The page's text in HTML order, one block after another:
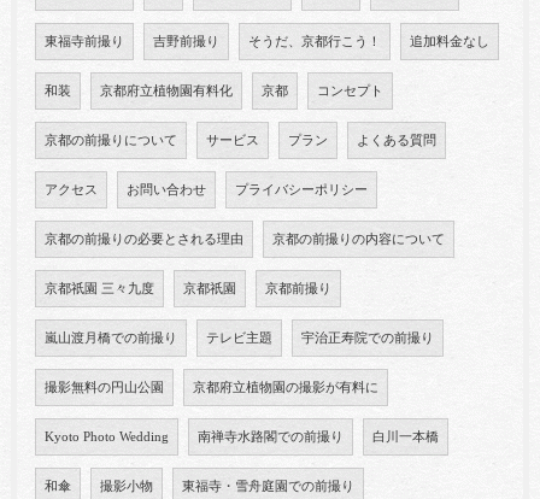
東福寺前撮り 吉野前撮り そうだ、京都行こう！ 追加料金なし
和装 京都府立植物園有料化 京都 コンセプト
京都の前撮りについて サービス プラン よくある質問
アクセス お問い合わせ プライバシーポリシー
京都の前撮りの必要とされる理由 京都の前撮りの内容について
京都祇園 三々九度 京都祇園 京都前撮り
嵐山渡月橋での前撮り テレビ主題 宇治正寿院での前撮り
撮影無料の円山公園 京都府立植物園の撮影が有料に
Kyoto Photo Wedding 南禅寺水路閣での前撮り 白川一本橋
和傘 撮影小物 東福寺・雪舟庭園での前撮り